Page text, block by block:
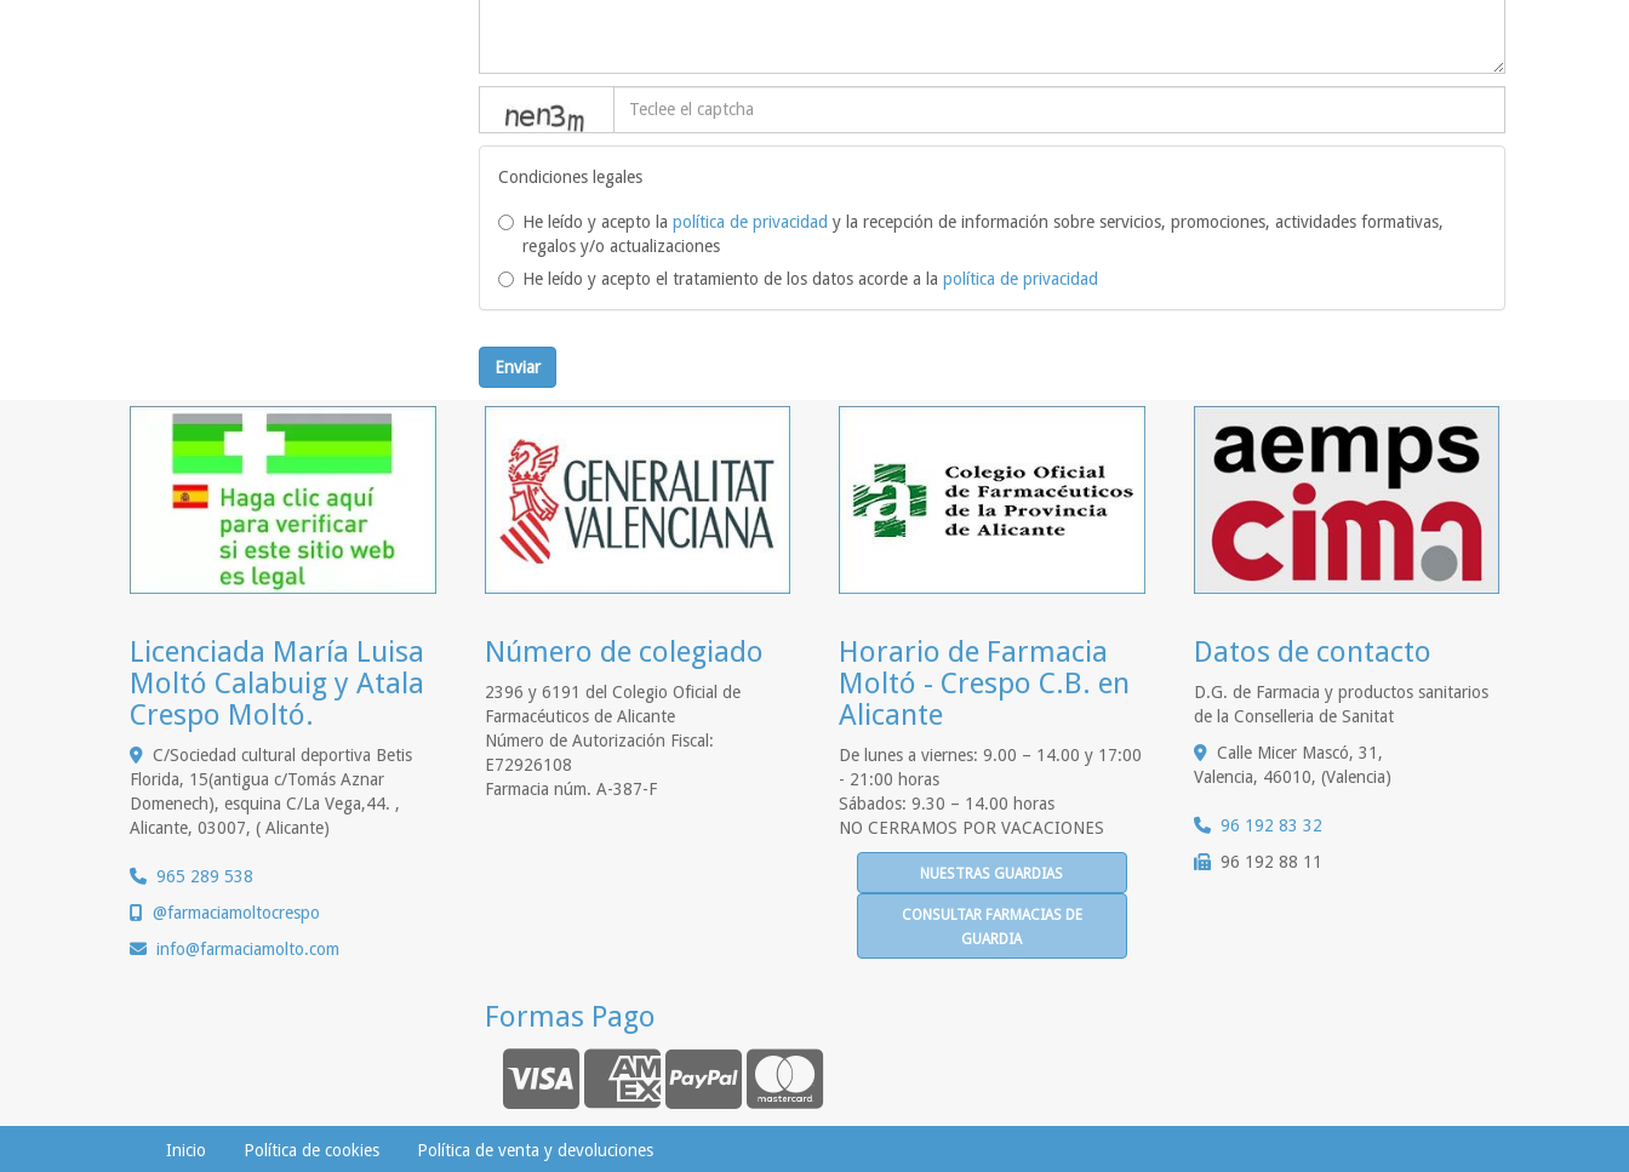
Condiciones legales
He leído y acepto la política de privacidad y la recepción de información sobre servicios, promociones, actividades formativas,
regalos y/o actualizaciones
He leído y acepto el tratamiento de los datos acorde a la política de privacidad
Enviar
Licenciada María Luisa
Moltó Calabuig y Atala
Crespo Moltó.
C/Sociedad cultural deportiva Betis
Florida, 15(antigua c/Tomás Aznar
Domenech), esquina C/La Vega,44. ,
Alicante, 03007, ( Alicante)
965 289 538
@farmaciamoltocrespo
info
farmaciamolto.com
Número de colegiado
2396 y 6191 del Colegio Oficial de
Farmacéuticos de Alicante
Número de Autorización Fiscal:
E72926108
Farmacia núm. A-387-F
Horario de Farmacia
Moltó - Crespo C.B. en
Alicante
De lunes a viernes: 9.00 – 14.00 y 17:00
- 21:00 horas
Sábados: 9.30 – 14.00 horas
NO CERRAMOS POR VACACIONES
NUESTRAS GUARDIAS
CONSULTAR FARMACIAS DE
GUARDIA
Datos de contacto
D.G. de Farmacia y productos sanitarios
de la Conselleria de Sanitat
Calle Micer Mascó, 31,
Valencia, 46010, (Valencia)
96 192 83 32
96 192 88 11
Formas Pago
Inicio Política de cookies
Política de venta y devoluciones